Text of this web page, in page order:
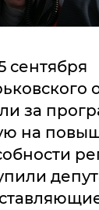
сентября
за
на